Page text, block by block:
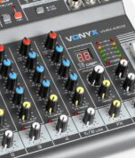
Toevoegen
aan
wenslijst